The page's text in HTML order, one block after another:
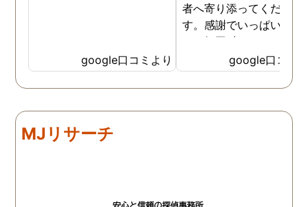
google口コミより
者へ寄り添ってください
す。感謝でいっぱいです
あッ毎回 出して頂いた
茶が美味しくてさらに「
ッ」と一息つけていまし
笑
google口コミ
MJリサーチ